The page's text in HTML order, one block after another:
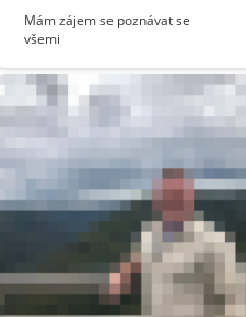
Mám zájem se poznávat se
všemi